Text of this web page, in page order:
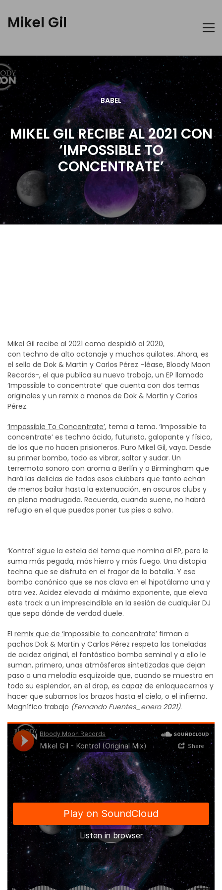
Mikel Gil
BABEL
MIKEL GIL RECIBE AL 2021 CON
‘IMPOSSIBLE TO
CONCENTRATE’
Mikel Gil recibe al 2021 como despidió al 2020,
con techno de alto octanaje y muchos quilates. Ahora, es
el sello de Dok & Martin y Carlos Pérez –léase, Bloody Moon
Records-, el que publica su nuevo trabajo, un EP llamado
‘Impossible to concentrate’ que cuenta con dos temas
originales y un remix a manos de Dok & Martin y Carlos
Pérez.
‘Impossible To Concentrate’, tema a tema. ‘Impossible to
concentrate’ es techno ácido, futurista, galopante y físico,
de los que no hacen prisioneros. Puro Mikel Gil, vaya. Desde
su primer bombo, todo es vibrar, saltar y sudar. Un
terremoto sonoro con aroma a Berlín y a Birmingham que
hará las delicias de todos esos clubbers que tanto echan
de menos bailar hasta la extenuación, en oscuros clubs y
en plena madrugada. Recuerda, cuando suene, no habrá
refugio en el que puedas poner tus pies a salvo.
‘Kontrol’ sigue la estela del tema que nomina al EP, pero le
suma más pegada, más hierro y más fuego. Una distopia
techno que se disfruta en el fragor de la batalla. Y ese
bombo canónico que se nos clava en el hipotálamo una y
otra vez. Acidez elevada al máximo exponente, que eleva
este track a un imprescindible en la sesión de cualquier DJ
que sepa dónde de verdad duele.
El remix que de ‘Impossible to concentrate’ firman a
pachas Dok & Martin y Carlos Pérez respeta las toneladas
de acidez original, el fantástico bombo seminal y a ello le
suman, primero, unas atmósferas sintetizadas que dejan
paso a una melodía esquizoide que, cuando se muestra en
todo su esplendor, en el drop, es capaz de enloquecernos y
hacer que subamos los brazos hasta el cielo, o el infierno.
Magnífico trabajo (Fernando Fuentes_enero 2021).